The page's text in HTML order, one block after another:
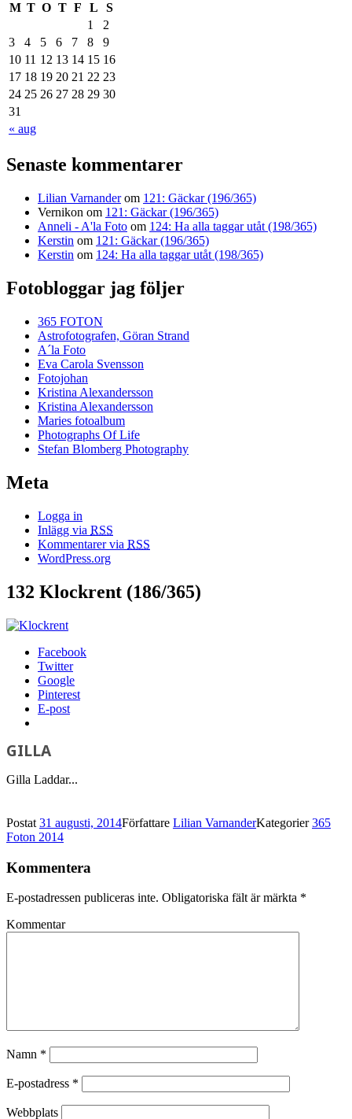
M T O T F L S
« aug
1
2
3
4 5 6 7 8
9
10 11 12 13 14 15 16
17 18 19 20 21 22 23
24 25 26 27 28 29 30
31
Senaste kommentarer
Lilian Varnanderom 121: Gäckar (196/365)
Vernikon om 121: Gäckar (196/365)
Anneli - A'la Foto om 124: Ha alla taggar utåt (198/365)
Kerstin om 121: Gäckar (196/365)
Kerstin om 124: Ha alla taggar utåt (198/365)
Fotobloggar jag följer
365 FOTON
Astrofotografen, Göran Strand
A´la Foto
Eva Carola Svensson
Fotojohan
Kristina Alexandersson
Kristina Alexandersson
Maries fotoalbum
Photographs Of Life
Stefan Blomberg Photography
Meta
Logga in
Inlägg via RSS
Kommentarer via RSS
WordPress.org
132 Klockrent (186/365)
Facebook
Twitter
Google
Pinterest
E-post
GILLA
Gilla Laddar...
Postat 31 augusti, 2014Författare Lilian VarnanderKategorier365
Foton 2014
Kommentera
E-postadressen publiceras inte. Obligatoriska fält är märkta *
Kommentar
Namn *
E-postadress *
Webbplats